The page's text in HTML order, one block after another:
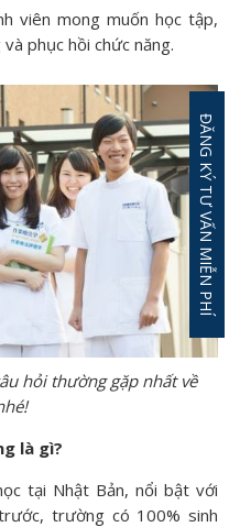
viên mong muốn học tập,
phục hồi chức năng.
hỏi thường gặp nhất về
là gì?
tại Nhật Bản, nổi bật với
trường có 100% sinh
ĐĂNG KÝ TƯ VẤN MIỄN PHÍ